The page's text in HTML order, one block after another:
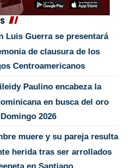
Luis Guerra se presentará
de clausura de los
Centroamericanos
Paulino encabeza la
en busca del oro
2026
muere y su pareja resulta
herida tras ser arrollados